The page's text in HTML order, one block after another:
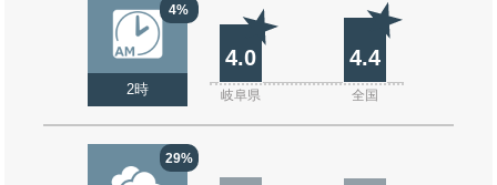
4%
2時
4.0 4.4
岐阜県 全国
29%